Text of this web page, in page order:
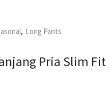
, Long Pants
Pria Slim Fit